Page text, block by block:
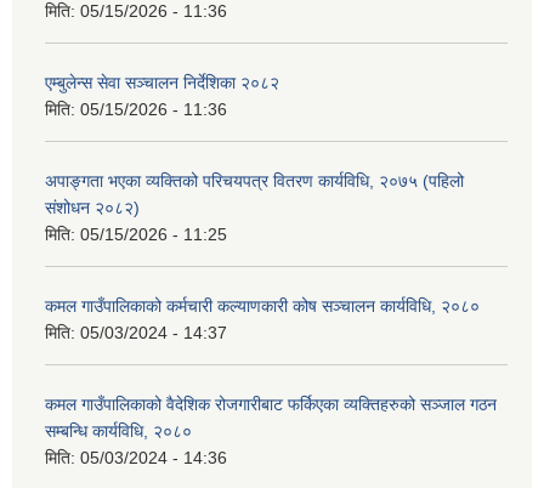
मिति: 05/15/2026 - 11:36
एम्बुलेन्स सेवा सञ्चालन निर्देशिका २०८२
मिति: 05/15/2026 - 11:36
अपाङ्गता भएका व्यक्तिको परिचयपत्र वितरण कार्यविधि, २०७५ (पहिलो
संशोधन २०८२)
मिति: 05/15/2026 - 11:25
कमल गाउँपालिकाको कर्मचारी कल्याणकारी कोष सञ्चालन कार्यविधि, २०८०
मिति: 05/03/2024 - 14:37
कमल गाउँपालिकाको वैदेशिक रोजगारीबाट फर्किएका व्यक्तिहरुको सञ्जाल गठन
सम्बन्धि कार्यविधि, २०८०
मिति: 05/03/2024 - 14:36